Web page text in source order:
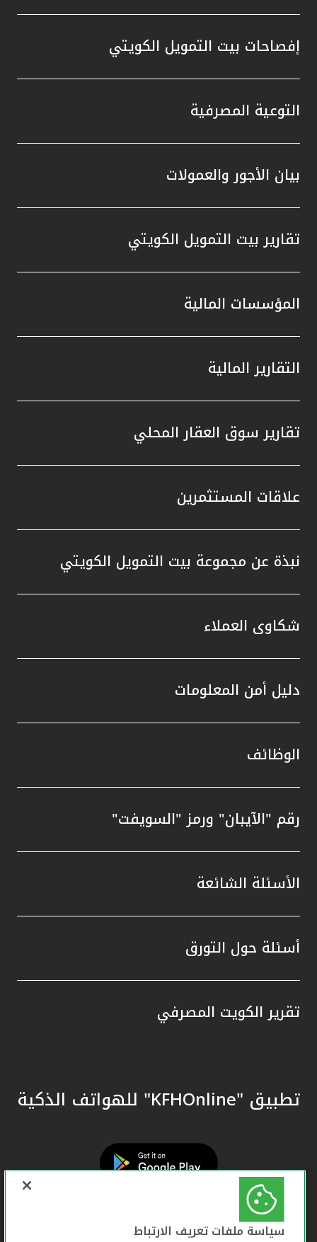
إفصاحات بيت التمويل الكويتي
التوعية المصرفية
بيان الأجور والعمولات
تقارير بيت التمويل الكويتي
المؤسسات المالية
التقارير المالية
تقارير سوق العقار المحلي
علاقات المستثمرين
نبذة عن مجموعة بيت التمويل الكويتي
شكاوى العملاء
دليل أمن المعلومات
الوظائف
رقم "الآيبان" ورمز "السويفت"
الأسئلة الشائعة
أسئلة حول التورق
تقرير الكويت المصرفي
تطبيق "KFHOnline" للهواتف الذكية
سياسة ملفات تعريف الارتباط